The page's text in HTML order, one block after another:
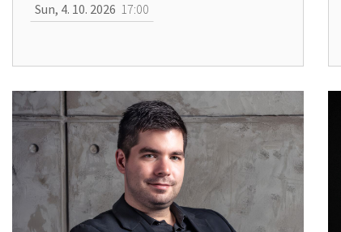
Sun, 4. 10. 2026 17:00